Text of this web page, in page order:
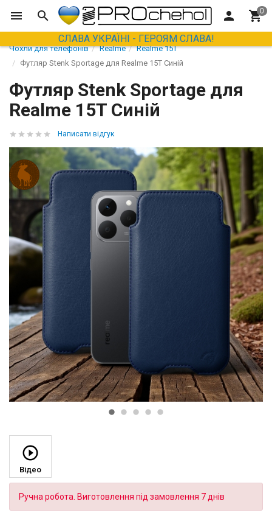
СЛАВА УКРАЇНІ - ГЕРОЯМ СЛАВА!
Чохли для телефонів Realme
Realme 15T
Футляр Stenk Sportage для Realme 15T Синій
Футляр Stenk Sportage для
Realme 15T Синій
Написати відгук
Відео
Ручна робота. Виготовлення під замовлення 7 днів